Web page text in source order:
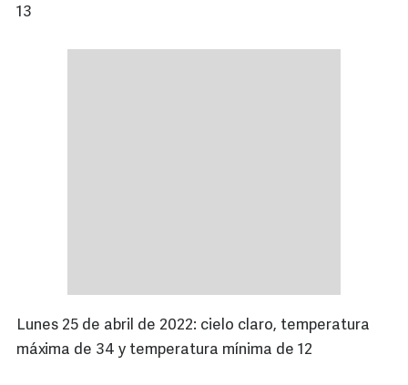
13
Lunes 25 de abril de 2022: cielo claro, temperatura
máxima de 34 y temperatura mínima de 12